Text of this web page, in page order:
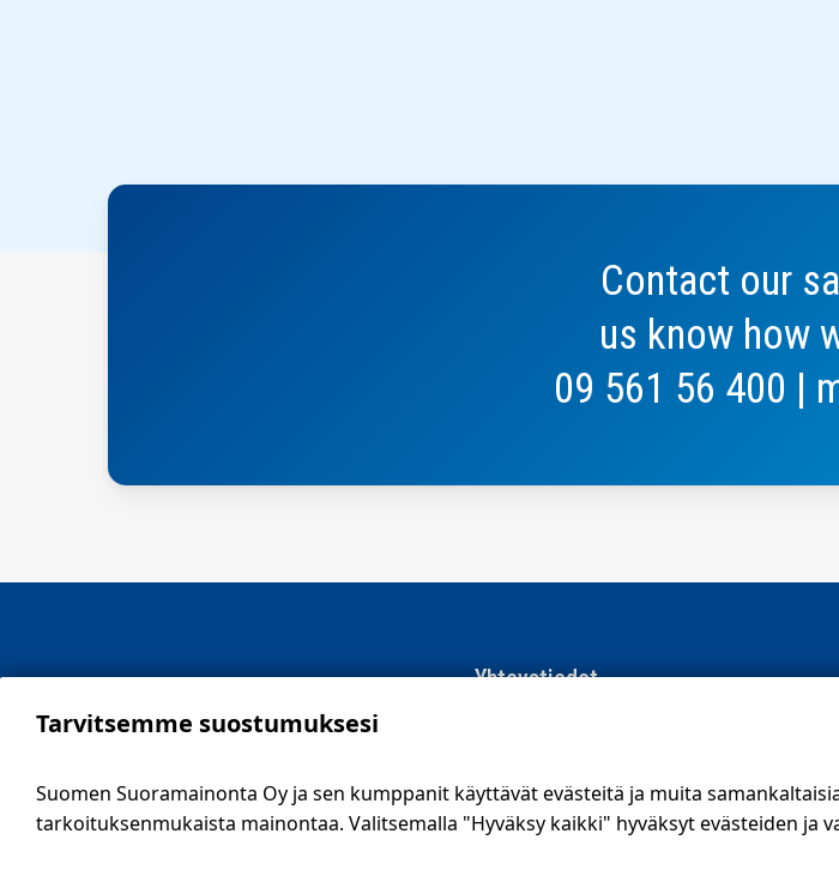
Contact our
us know how
09 561 56 400 |
Yhteystiedot
09 561 56 400
info@ssm.fi
Tarvitsemme suostumuksesi
Suomen Suoramainonta Oy ja sen kumppanit käyttävät evästeitä ja muita
tarkoituksenmukaista mainontaa. Valitsemalla "Hyväksy kaikki" hyväksyt evästeiden ja